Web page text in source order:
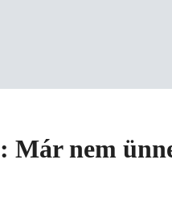
Már nem